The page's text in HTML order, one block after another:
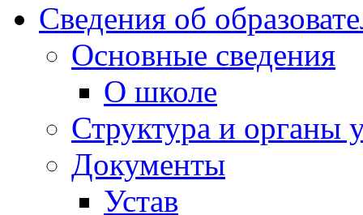
Сведения об
Основные сведения
О школе
Структура и органы
Документы
Устав